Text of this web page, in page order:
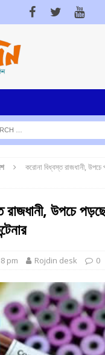
করোনা বিধ্বস্ত রাজধানী, উপচে
উপচে
pm Rojdin desk 0